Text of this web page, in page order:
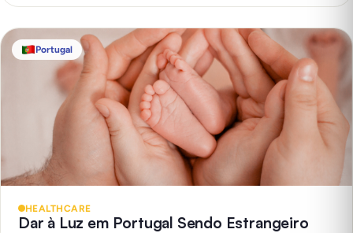
Portugal
HEALTHCARE
Dar à Luz em Portugal Sendo Estrangeiro